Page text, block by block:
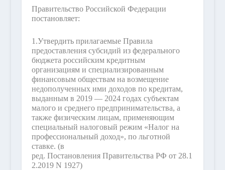
Правительство Российской Федерации
постановляет:
1.Утвердить прилагаемые Правила
предоставления субсидий из федерального
бюджета российским кредитным
организациям и специализированным
финансовым обществам на возмещение
недополученных ими доходов по кредитам,
выданным в 2019 — 2024 годах субъектам
малого и среднего предпринимательства, а
также физическим лицам, применяющим
специальный налоговый режим «Налог на
профессиональный доход», по льготной
ставке. (в
ред. Постановления Правительства РФ от 28.1
2.2019 N 1927)